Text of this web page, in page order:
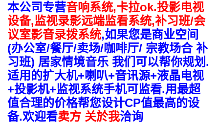
本公司专营音响系统,卡拉ok.投影电视
设备,监视录影远端监看系统,补习班/会
议室影音录拨系统,如果您是商业空间
(办公室/餐厅/卖场/咖啡厅/ 宗教场合 补
习班) 居家情境音乐 我们可以帮你规划.
适用的扩大机+喇叭+音讯源+液晶电视
+投影机+监视系统手机可监看.用最超
值合理的价格帮您设计CP值最高的设
备.欢迎看卖方 关於我洽询